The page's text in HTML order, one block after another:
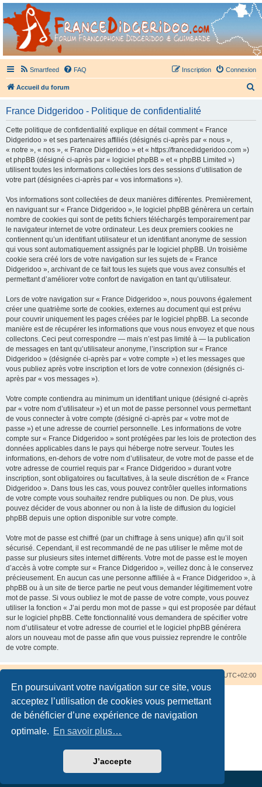
En poursuivant votre navigation sur ce site, vous
acceptez l’utilisation de cookies vous permettant
de bénéficier d’une expérience de navigation
optimale. En savoir plus…
J’accepte
France Didgeridoo
Didgeridoo et Guimbarde sur France Didgeridoo - retrouvez la communauté.
Smartfeed FAQ Connexion
Inscription
Accueil du forum
France Didgeridoo - Politique de confidentialité
Cette politique de confidentialité explique en détail comment « France
Didgeridoo » et ses partenaires affiliés (désignés ci-après par « nous »,
« notre », « nos », « France Didgeridoo » et « https://francedidgeridoo.com »)
et phpBB (désigné ci-après par « logiciel phpBB » et « phpBB Limited »)
utilisent toutes les informations collectées lors des sessions d’utilisation de
votre part (désignées ci-après par « vos informations »).
Vos informations sont collectées de deux manières différentes. Premièrement,
en naviguant sur « France Didgeridoo », le logiciel phpBB génèrera un certain
nombre de cookies qui sont de petits fichiers téléchargés temporairement par
le navigateur internet de votre ordinateur. Les deux premiers cookies ne
contiennent qu’un identifiant utilisateur et un identifiant anonyme de session
qui vous sont automatiquement assignés par le logiciel phpBB. Un troisième
cookie sera créé lors de votre navigation sur les sujets de « France
Didgeridoo », archivant de ce fait tous les sujets que vous avez consultés et
permettant d’améliorer votre confort de navigation en tant qu’utilisateur.
Lors de votre navigation sur « France Didgeridoo », nous pouvons également
créer une quatrième sorte de cookies, externes au document qui est prévu
pour couvrir uniquement les pages créées par le logiciel phpBB. La seconde
manière est de récupérer les informations que vous nous envoyez et que nous
collectons. Ceci peut correspondre — mais n’est pas limité à — la publication
de messages en tant qu’utilisateur anonyme, l’inscription sur « France
Didgeridoo » (désignée ci-après par « votre compte ») et les messages que
vous publiez après votre inscription et lors de votre connexion (désignés ci-
après par « vos messages »).
Votre compte contiendra au minimum un identifiant unique (désigné ci-après
par « votre nom d’utilisateur ») et un mot de passe personnel vous permettant
de vous connecter à votre compte (désigné ci-après par « votre mot de
passe ») et une adresse de courriel personnelle. Les informations de votre
compte sur « France Didgeridoo » sont protégées par les lois de protection des
données applicables dans le pays qui héberge notre serveur. Toutes les
informations, en-dehors de votre nom d’utilisateur, de votre mot de passe et de
votre adresse de courriel requis par « France Didgeridoo » durant votre
inscription, sont obligatoires ou facultatives, à la seule discrétion de « France
Didgeridoo ». Dans tous les cas, vous pouvez contrôler quelles informations
de votre compte vous souhaitez rendre publiques ou non. De plus, vous
pouvez décider de vous abonner ou non à la liste de diffusion du logiciel
phpBB depuis une option disponible sur votre compte.
Votre mot de passe est chiffré (par un chiffrage à sens unique) afin qu’il soit
sécurisé. Cependant, il est recommandé de ne pas utiliser le même mot de
passe sur plusieurs sites internet différents. Votre mot de passe est le moyen
d’accès à votre compte sur « France Didgeridoo », veillez donc à le conservez
précieusement. En aucun cas une personne affiliée à « France Didgeridoo », à
phpBB ou à un site de tierce partie ne peut vous demander légitimement votre
mot de passe. Si vous oubliez le mot de passe de votre compte, vous pouvez
utiliser la fonction « J’ai perdu mon mot de passe » qui est proposée par défaut
sur le logiciel phpBB. Cette fonctionnalité vous demandera de spécifier votre
nom d’utilisateur et votre adresse de courriel et le logiciel phpBB générera
alors un nouveau mot de passe afin que vous puissiez reprendre le contrôle
de votre compte.
UTC+02:00
Traduction française officielle©
Confidentialité